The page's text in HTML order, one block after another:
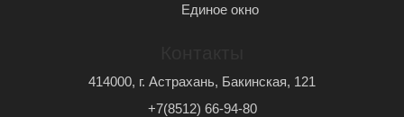
Единое окно
414000, г. Астрахань, Бакинская, 121
+7(8512) 66-94-80